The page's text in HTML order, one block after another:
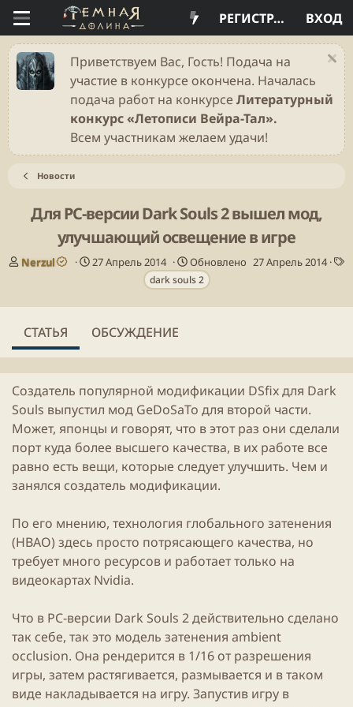
ВХОД
РЕГИСТРАЦИЯ
Приветствуем Вас, Гость! Подача на
участие в конкурсе окончена. Началась
подача работ на конкурсе Литературный
конкурс «Летописи Вейра-Тал».
Всем участникам желаем удачи!
Новости
Для PC-версии Dark Souls 2 вышел мод,
улучшающий освещение в игре
А
о
Nerzul
Д
а
у
к
а
ц
и
27 Апрель 2014 Обновлено 27 Апрель 2014
Т
е
г
dark souls 2
СТАТЬЯ ОБСУЖДЕНИЕ
Создатель популярной модификации DSfix для Dark
Souls выпустил мод GeDoSaTo для второй части.
Может, японцы и говорят, что в этот раз они сделали
порт куда более высшего качества, в их работе все
равно есть вещи, которые следует улучшить. Чем и
занялся создатель модификации.
По его мнению, технология глобального затенения
(HBAO) здесь просто потрясающего качества, но
требует много ресурсов и работает только на
видеокартах Nvidia.
Что в PC-версии Dark Souls 2 действительно сделано
так себе, так это модель затенения ambient
occlusion. Она рендерится в 1/16 от разрешения
игры, затем растягивается, размывается и в таком
виде накладывается на игру. Запустив игру в